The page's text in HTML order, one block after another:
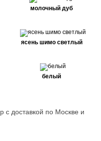
молочный дуб
ясень шимо светлый
белый
с доставкой по Москве и